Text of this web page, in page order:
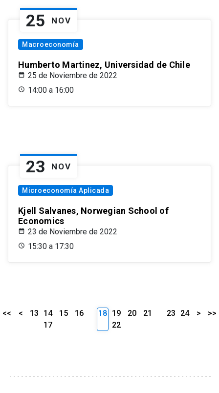
25 NOV
Macroeconomía
Humberto Martinez, Universidad de Chile
25 de Noviembre de 2022
14:00 a 16:00
23 NOV
Microeconomía Aplicada
Kjell Salvanes, Norwegian School of
Economics
23 de Noviembre de 2022
15:30 a 17:30
<< < 13 14 15
16
17
18 19 20
21
22
23 24 > >>